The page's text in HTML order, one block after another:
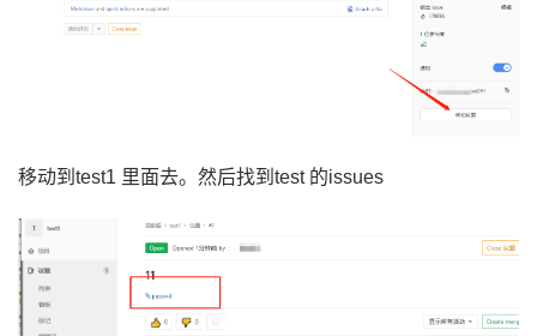
移动到test1 里面去。然后找到test 的issues